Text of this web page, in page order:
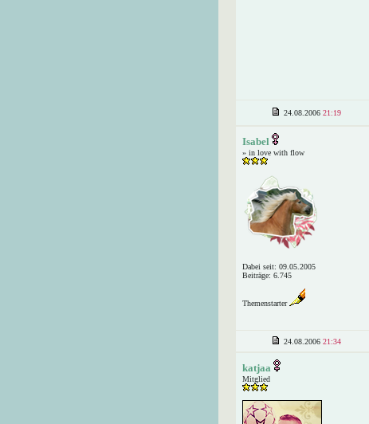
24.08.2006 21:19
Isabel
» in love with flow
Dabei seit: 09.05.2005
Beiträge: 6.745
Themenstarter
24.08.2006 21:34
katjaa
Mitglied